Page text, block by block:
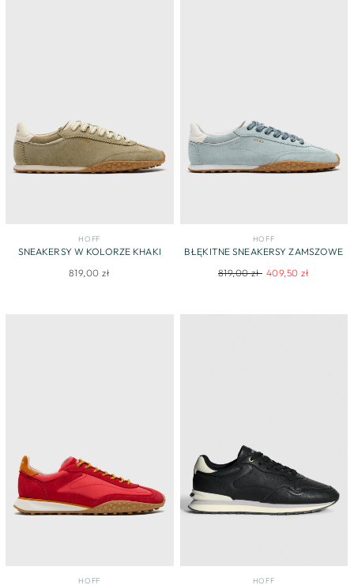
HOFF
SNEAKERSY W KOLORZE KHAKI
819,00 zł
HOFF
BŁĘKITNE SNEAKERSY ZAMSZOWE
Regular
819,00 zł Sale
409,50 zł
HOFF HOFF